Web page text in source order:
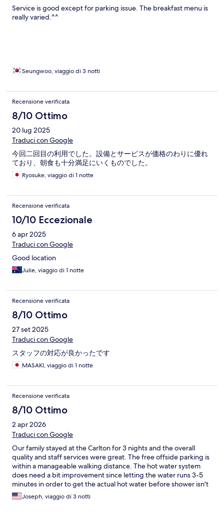
Service is good except for parking issue. The breakfast menu is
really varied.^^
Seungwoo, viaggio di 3 notti
Recensione verificata
8/10 Ottimo
20 lug 2025
Traduci con Google
今回二回目の利用でした。設備とサービスが価格のわりに優れ
ており、朝食も十分満足にいくものでした。
Ryosuke, viaggio di 1 notte
Recensione verificata
10/10 Eccezionale
6 apr 2025
Traduci con Google
Good location
Julie, viaggio di 1 notte
Recensione verificata
8/10 Ottimo
27 set 2025
Traduci con Google
スタッフの対応が良かったです
MASAKI, viaggio di 1 notte
Recensione verificata
8/10 Ottimo
2 apr 2026
Traduci con Google
Our family stayed at the Carlton for 3 nights and the overall
quality and staff services were great. The free offside parking is
within a manageable walking distance. The hot water system
does need a bit improvement since letting the water runs 3-5
minutes in order to get the actual hot water before shower isn't
environmental and water resource friendly for a hotel property.
However, I would still add the Carlton to my hotel list in
Joseph, viaggio di 3 notti